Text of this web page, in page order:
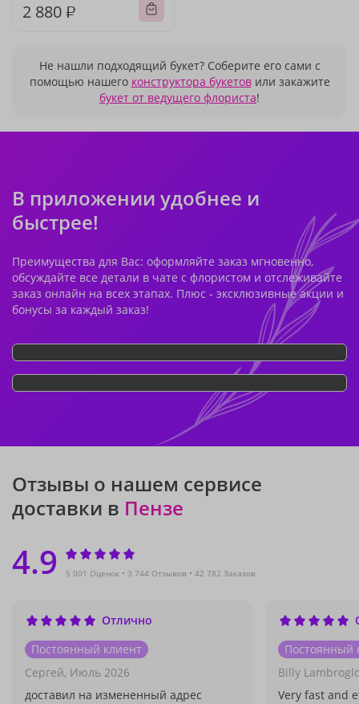
2 880 ₽
Не нашли подходящий букет? Соберите его сами с
помощью нашего конструктора букетовили закажите
букет от ведущего флориста!
В приложении удобнее и
быстрее!
Преимущества для Вас: оформляйте заказ мгновенно,
обсуждайте все детали в чате с флористом и отслеживайте
заказ онлайн на всех этапах. Плюс - эксклюзивные акции и
бонусы за каждый заказ!
Отзывы о нашем сервисе
доставки в Пензе
4.9 5 001 Оценок 3 744 Отзывов 42 782 Заказов
Отлично
Постоянный клиент
Сергей, Июль 2026
доставил на измененный адрес
Постоянный
Billy
Very fast and